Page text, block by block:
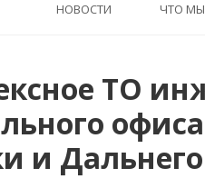
HОВОСТИ ЧТО
ТО
и Дальнего